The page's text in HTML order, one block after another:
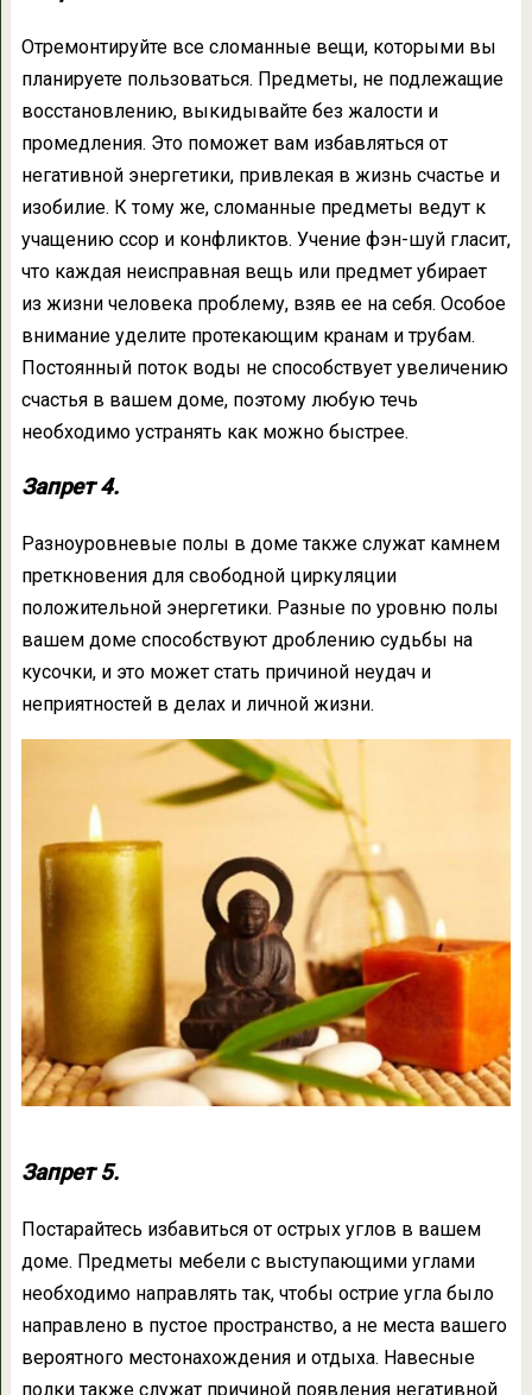
Отремонтируйте все сломанные вещи, которыми вы
планируете пользоваться. Предметы, не подлежащие
восстановлению, выкидывайте без жалости и
промедления. Это поможет вам избавляться от
негативной энергетики, привлекая в жизнь счастье и
изобилие. К тому же, сломанные предметы ведут к
учащению ссор и конфликтов. Учение фэн-шуй гласит,
что каждая неисправная вещь или предмет убирает
из жизни человека проблему, взяв ее на себя. Особое
внимание уделите протекающим кранам и трубам.
Постоянный поток воды не способствует увеличению
счастья в вашем доме, поэтому любую течь
необходимо устранять как можно быстрее.
Запрет 4.
Разноуровневые полы в доме также служат камнем
преткновения для свободной циркуляции
положительной энергетики. Разные по уровню полы
вашем доме способствуют дроблению судьбы на
кусочки, и это может стать причиной неудач и
неприятностей в делах и личной жизни.
Запрет 5.
Постарайтесь избавиться от острых углов в вашем
доме. Предметы мебели с выступающими углами
необходимо направлять так, чтобы острие угла было
направлено в пустое пространство, а не места вашего
вероятного местонахождения и отдыха. Навесные
полки также служат причиной появления негативной